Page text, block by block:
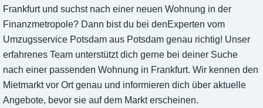
Frankfurt und suchst nach einer neuen Wohnung in der
Finanzmetropole? Dann bist du bei denExperten vom
Umzugsservice Potsdam aus Potsdam genau richtig! Unser
erfahrenes Team unterstützt dich gerne bei deiner Suche
nach einer passenden Wohnung in Frankfurt. Wir kennen den
Mietmarkt vor Ort genau und informieren dich über aktuelle
Angebote, bevor sie auf dem Markt erscheinen.